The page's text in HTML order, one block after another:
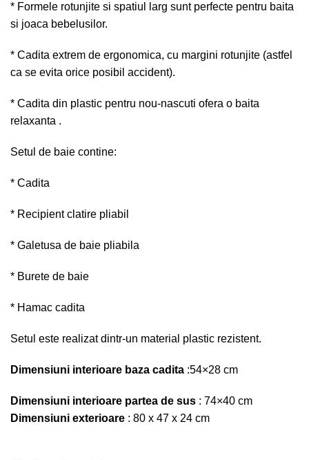
* Formele rotunjite si spatiul larg sunt perfecte pentru baita
si joaca bebelusilor.
* Cadita extrem de ergonomica, cu margini rotunjite (astfel
ca se evita orice posibil accident).
* Cadita din plastic pentru nou-nascuti ofera o baita
relaxanta .
Setul de baie contine:
* Cadita
* Recipient clatire pliabil
* Galetusa de baie pliabila
* Burete de baie
* Hamac cadita
Setul este realizat dintr-un material plastic rezistent.
Dimensiuni interioare baza cadita :54×28 cm
Dimensiuni interioare partea de sus : 74×40 cm
Dimensiuni exterioare : 80 x 47 x 24 cm